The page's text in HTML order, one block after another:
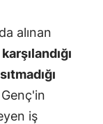
alınan
iş